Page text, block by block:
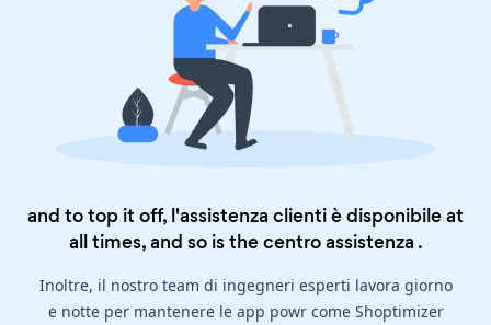
and to top it off, l'assistenza clienti è disponibile at
all times, and so is thecentro assistenza .
Inoltre, il nostro team di ingegneri esperti lavora giorno
e notte per mantenere le app powr come Shoptimizer